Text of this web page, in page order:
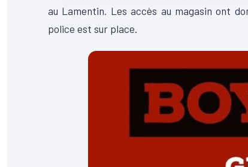
au Lamentin. Les accès au magasin ont
police est sur place.